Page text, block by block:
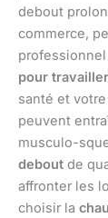
debout
commerce,
professionnel
pour
santé et
peuvent
musculo-
debout de
affronter les
choisir la